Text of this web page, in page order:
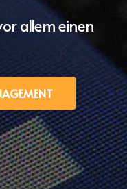
allem einen